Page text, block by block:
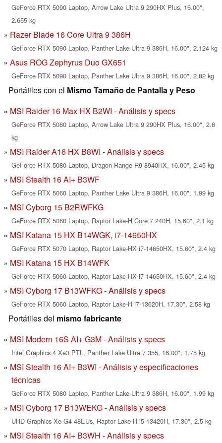
GeForce RTX 5090 Laptop, Arrow Lake Ultra 9 290HX Plus, 16.00",
2.655 kg
Razer Blade 16 Core Ultra 9 386H
GeForce RTX 5090 Laptop, Panther Lake Ultra 9 386H, 16.00", 2.124 kg
Asus ROG Zephyrus Duo GX651
GeForce RTX 5090 Laptop, Panther Lake Ultra 9 386H, 16.00", 2.82 kg
Portátiles con el Mismo Tamaño de Pantalla y Peso
MSI Raider 16 Max HX B2WI - Análisis y specs
GeForce RTX 5080 Laptop, Arrow Lake Ultra 9 290HX Plus, 16.00", 2.6
kg
MSI Raider A16 HX B8WI - Análisis y specs
GeForce RTX 5080 Laptop, Dragon Range R9 8940HX, 16.00", 2.45 kg
MSI Stealth 16 AI+ B3WF
GeForce RTX 5060 Laptop, Panther Lake Ultra 9 386H, 16.00", 1.99 kg
MSI Cyborg 15 B2RWFKG
GeForce RTX 5060 Laptop, Raptor Lake-H Core 7 240H, 15.60", 2.1 kg
MSI Katana 15 HX B14WGK, i7-14650HX
GeForce RTX 5070 Laptop, Raptor Lake-HX i7-14650HX, 15.60", 2.4 kg
MSI Katana 15 HX B14WFK
GeForce RTX 5060 Laptop, Raptor Lake-HX i7-14650HX, 15.60", 2.4 kg
MSI Cyborg 17 B13WFKG - Análisis y specs
GeForce RTX 5060 Laptop, Raptor Lake-H i7-13620H, 17.30", 2.58 kg
Portátiles del mismo fabricante
MSI Modern 16S AI+ G3M - Análisis y specs
Intel Graphics 4 Xe3 PTL, Panther Lake Ultra 7 355, 16.00", 1.75 kg
MSI Stealth 16 AI+ B3WI - Análisis y especificaciones
técnicas
GeForce RTX 5080 Laptop, Panther Lake Ultra 9 386H, 16.00", 1.99 kg
MSI Cyborg 17 B13WEKG - Análisis y specs
UHD Graphics Xe G4 48EUs, Raptor Lake-H i5-13420H, 17.30", 2.5 kg
MSI Stealth 16 AI+ B3WH - Análisis y specs